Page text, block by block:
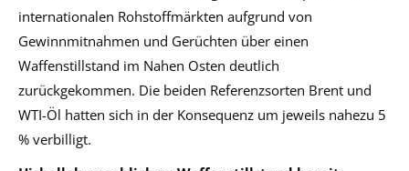
internationalen Rohstoffmärkten aufgrund von
Gewinnmitnahmen und Gerüchten über einen
Waffenstillstand im Nahen Osten deutlich
zurückgekommen. Die beiden Referenzsorten Brent und
WTI-Öl hatten sich in der Konsequenz um jeweils nahezu 5
% verbilligt.